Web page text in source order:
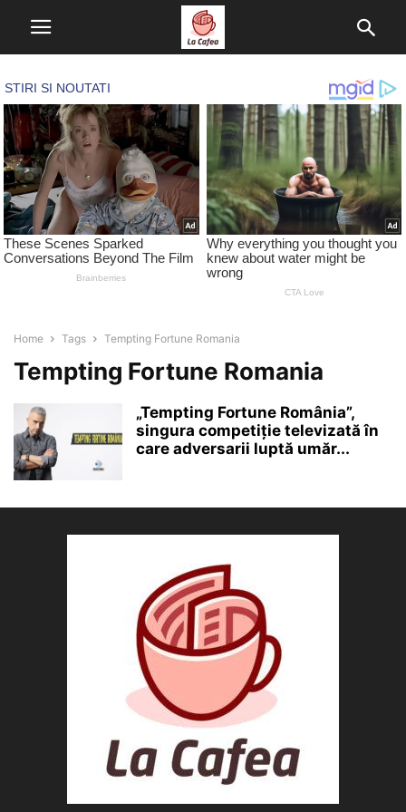
Home Tags Tempting Fortune Romania
Tempting Fortune Romania
„Tempting Fortune România”,
singura competiție televizată în
care adversarii luptă umăr...